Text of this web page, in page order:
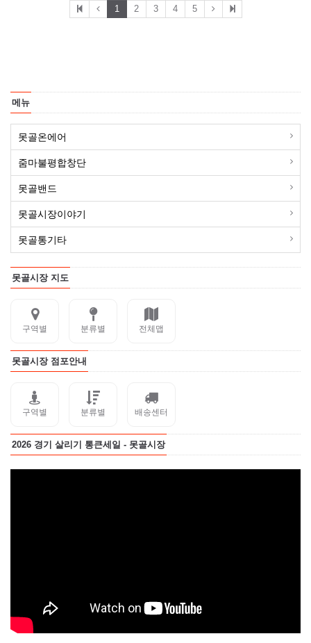
1 2 3 4 5
메뉴
못골온에어
줌마불평합창단
못골밴드
못골시장이야기
못골통기타
못골시장 지도
구역별 분류별 전체맵
못골시장 점포안내
구역별 분류별 배송센터
2026 경기 살리기 통큰세일 - 못골시장